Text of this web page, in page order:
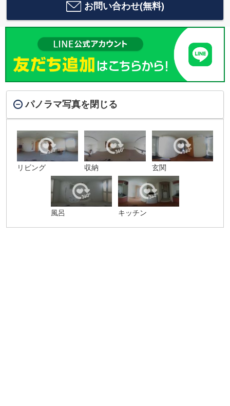
お問い合わせ(無料)
パノラマ写真を閉じる
リビング 収納 玄関
風呂 キッチン